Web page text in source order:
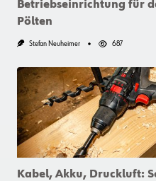
Betriebseinrichtung für
Pölten
Stefan Neuheimer 687
Kabel, Akku, Druckluft: